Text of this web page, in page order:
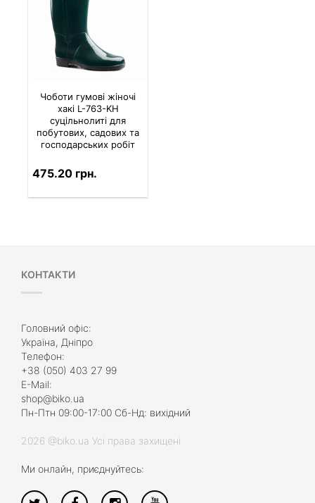
Чоботи гумові жіночі
хакі L-763-KH
суцільнолиті для
побутових, садових та
господарських робіт
475.20 грн.
КОНТАКТИ
Головний офіс:
Україна, Дніпро
Телефон:
+38 (050) 403 27 99
E-Mail:
shop@biko.ua
Пн-Птн 09:00-17:00 Сб-Нд: вихідний
2026 @biko.ua Усі права захищені
Ми онлайн, приєднуйтесь: